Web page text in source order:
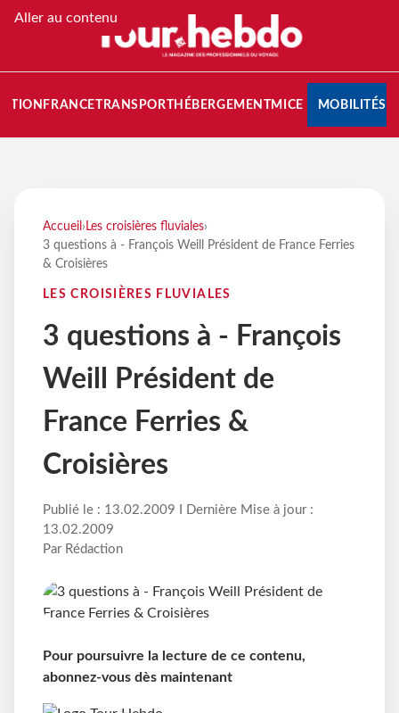
Aller au contenu
FRANCETRANSPORT HÉBERGEMENTMICE MOBILITÉS
Accueil › Les croisières fluviales›
3 questions à - François Weill Président de France Ferries
& Croisières
LES CROISIÈRES FLUVIALES
3 questions à - François
Weill Président de
France Ferries &
Croisières
Publié le : 13.02.2009 I Dernière Mise à jour :
13.02.2009
Par Rédaction
Pour poursuivre la lecture de ce contenu,
abonnez-vous dès maintenant